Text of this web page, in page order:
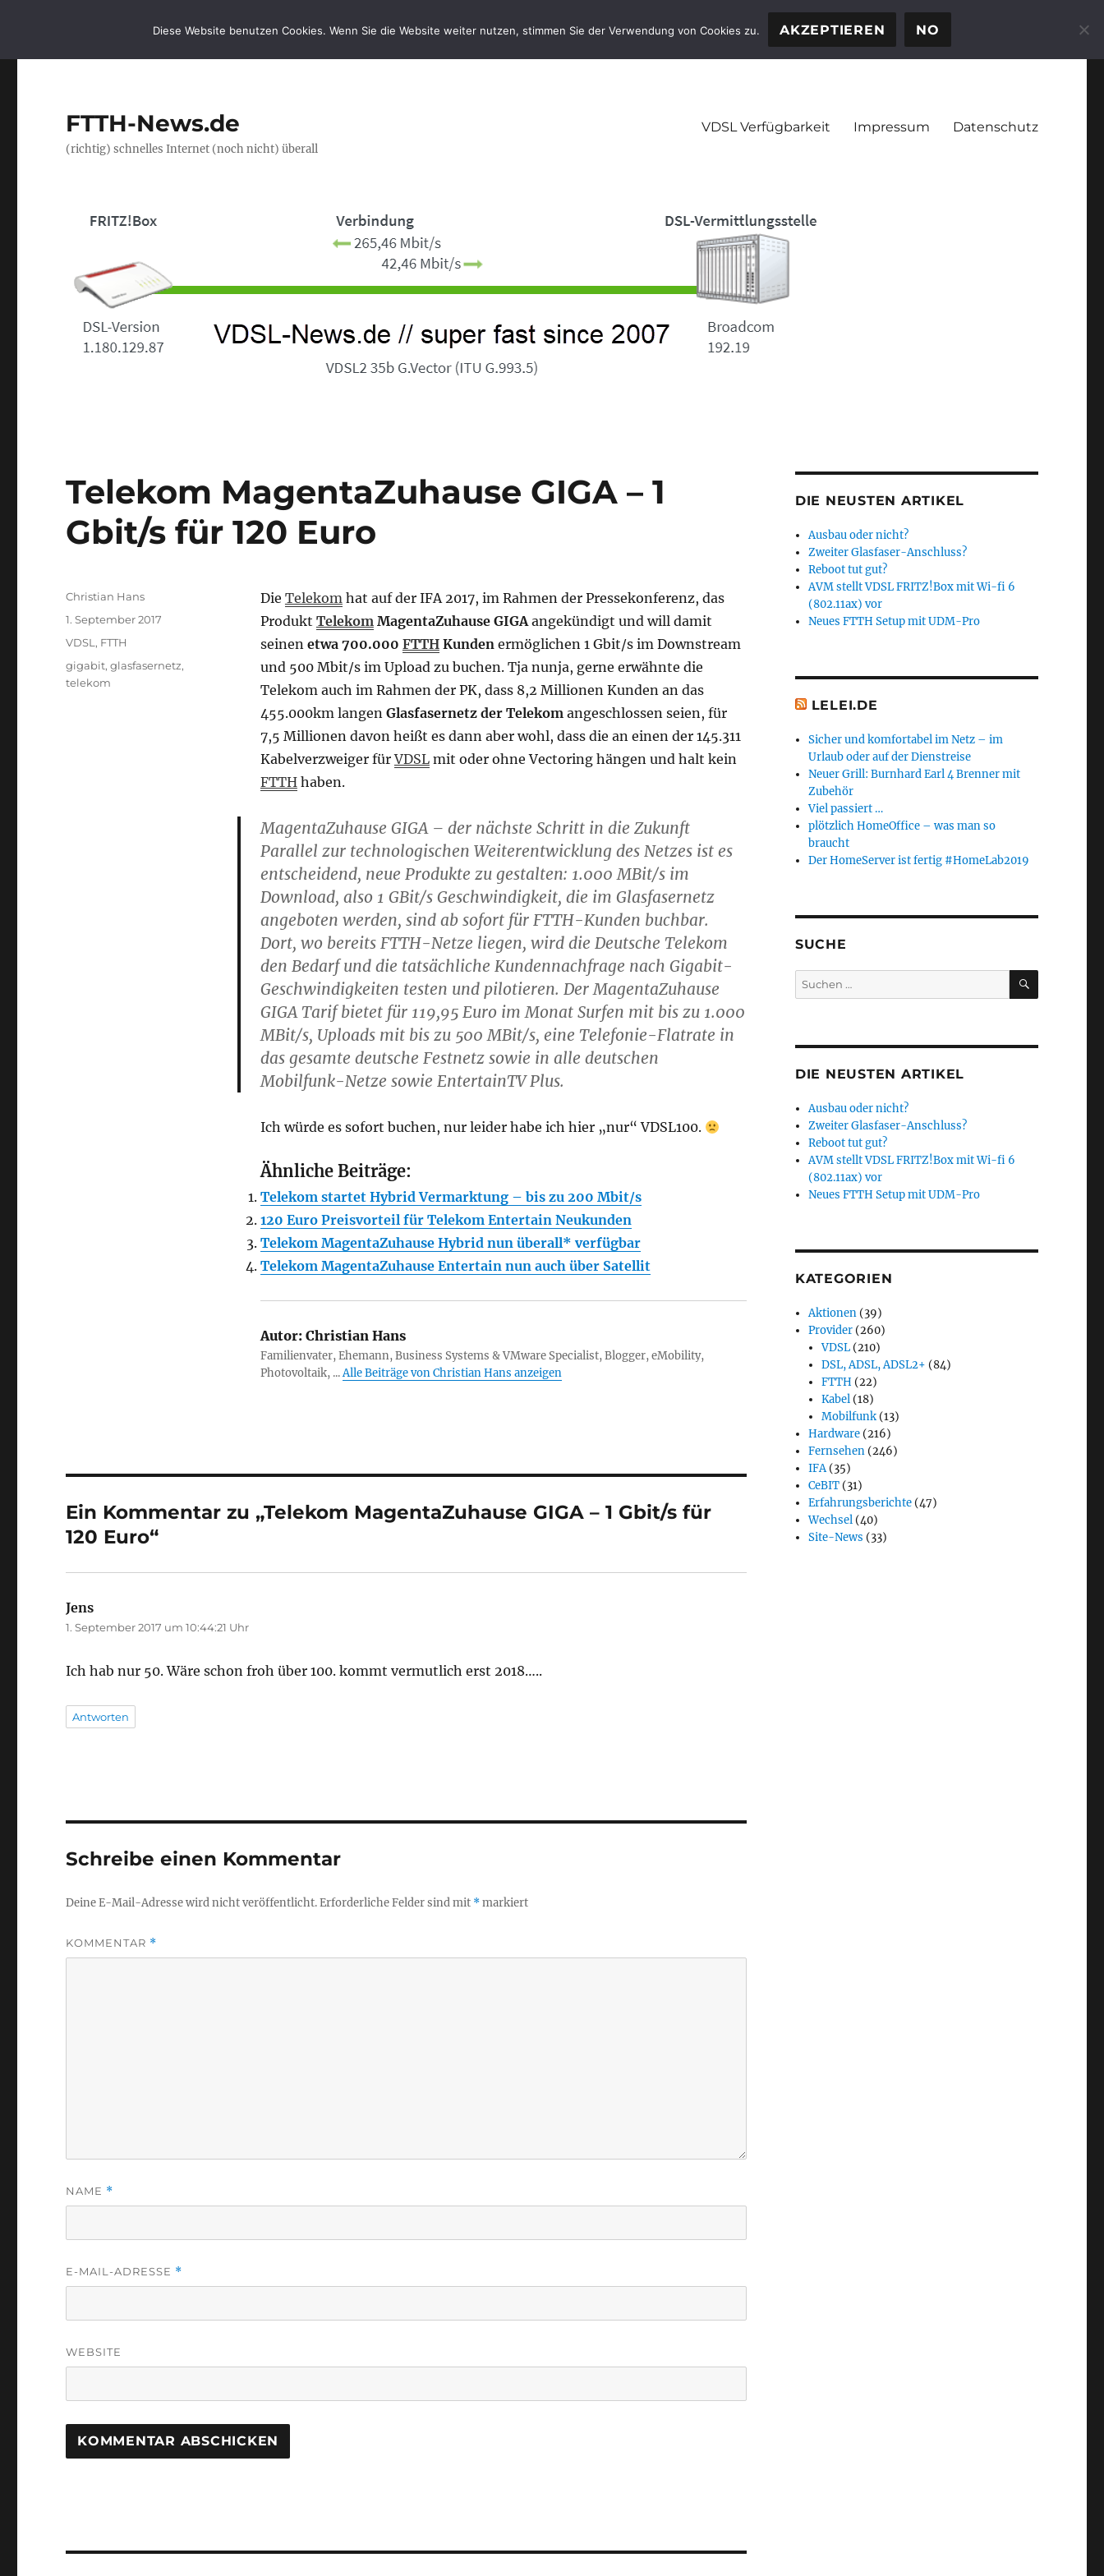
FTTH-News.de
(richtig) schnelles Internet (noch nicht) überall
VDSL Verfügbarkeit Impressum Datenschutz
Telekom MagentaZuhause GIGA – 1
Gbit/s für 120 Euro
Die Telekom hat auf der IFA 2017, im Rahmen der Pressekonferenz, das
Produkt Telekom MagentaZuhause GIGAangekündigt und will damit
seinen etwa 700.000 FTTHKunden ermöglichen 1 Gbit/s im Downstream
und 500 Mbit/s im Upload zu buchen. Tja nunja, gerne erwähnte die
Telekom auch im Rahmen der PK, dass 8,2 Millionen Kunden an das
455.000km langen Glasfasernetz der Telekom angeschlossen seien, für
7,5 Millionen davon heißt es dann aber wohl, dass die an einen der 145.311
Kabelverzweiger fürVDSLmit oder ohne Vectoring hängen und halt kein
FTTHhaben.
MagentaZuhause GIGA – der nächste Schritt in die Zukunft
Parallel zur technologischen Weiterentwicklung des Netzes ist es
entscheidend, neue Produkte zu gestalten: 1.000 MBit/s im
Download, also 1 GBit/s Geschwindigkeit, die im Glasfasernetz
angeboten werden, sind ab sofort für FTTH-Kunden buchbar.
Dort, wo bereits FTTH-Netze liegen, wird die Deutsche Telekom
den Bedarf und die tatsächliche Kundennachfrage nach Gigabit-
Geschwindigkeiten testen und pilotieren. Der MagentaZuhause
GIGA Tarif bietet für 119,95 Euro im Monat Surfen mit bis zu 1.000
MBit/s, Uploads mit bis zu 500 MBit/s, eine Telefonie-Flatrate in
das gesamte deutsche Festnetz sowie in alle deutschen
Mobilfunk-Netze sowie EntertainTV Plus.
Ich würde es sofort buchen, nur leider habe ich hier „nur“ VDSL100.
Ähnliche Beiträge:
Telekom startet Hybrid Vermarktung – bis zu 200 Mbit/s
120 Euro Preisvorteil für Telekom Entertain Neukunden
Telekom MagentaZuhause Hybrid nun überall* verfügbar
Telekom MagentaZuhause Entertain nun auch über Satellit
Autor:Christian Hans
Familienvater, Ehemann, Business Systems & VMware Specialist, Blogger, eMobility,
Photovoltaik, ...Alle Beiträge von Christian Hans anzeigen
Autor
Christian Hans
Veröffentlicht
1. September 2017
Kategorien
VDSL , FTTH
Schlagwörter
gigabit,glasfasernetz,
telekom
Ein Kommentar zu „Telekom MagentaZuhause GIGA – 1 Gbit/s für
120 Euro“
Jens
1. September 2017 um 10:44:21 Uhr
Ich hab nur 50. Wäre schon froh über 100. kommt vermutlich erst 2018…..
Antworten
Schreibe einen Kommentar
Deine E-Mail-Adresse wird nicht veröffentlicht.Erforderliche Felder sind mit *markiert
KOMMENTAR *
NAME *
E-MAIL-ADRESSE *
WEBSITE
DIE NEUSTEN ARTIKEL
Ausbau oder nicht?
Zweiter Glasfaser-Anschluss?
Reboot tut gut?
AVM stellt VDSL FRITZ!Box mit Wi-fi 6
(802.11ax) vor
Neues FTTH Setup mit UDM-Pro
LELEI.DE
Sicher und komfortabel im Netz – im
Urlaub oder auf der Dienstreise
Neuer Grill: Burnhard Earl 4 Brenner mit
Zubehör
Viel passiert …
plötzlich HomeOffice – was man so
braucht
Der HomeServer ist fertig #HomeLab2019
SUCHE
Suchen
nach:
SUCHEN
DIE NEUSTEN ARTIKEL
Ausbau oder nicht?
Zweiter Glasfaser-Anschluss?
Reboot tut gut?
AVM stellt VDSL FRITZ!Box mit Wi-fi 6
(802.11ax) vor
Neues FTTH Setup mit UDM-Pro
KATEGORIEN
Aktionen (39)
Provider (260)
VDSL (210)
DSL, ADSL, ADSL2+ (84)
FTTH (22)
Kabel (18)
Mobilfunk (13)
Hardware (216)
Fernsehen (246)
IFA(35)
CeBIT (31)
Erfahrungsberichte (47)
Wechsel (40)
Site-News (33)
Diese Website benutzen Cookies. Wenn Sie die Website weiter nutzen, stimmen Sie der Verwendung von Cookies zu. AKZEPTIEREN NO